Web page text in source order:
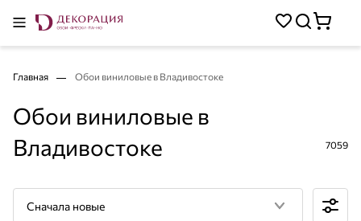
Главная Обои виниловые в Владивостоке
Обои виниловые в
Владивостоке
7059
Сначала новые